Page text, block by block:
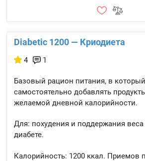
Diabetic 1200 — Криодиета
4 1
Базовый рацион питания, в
самостоятельно добавлять
желаемой дневной калорийности.
Для: похудения и поддержания
диабете.
Калорийность: 1200 ккал. Приемов